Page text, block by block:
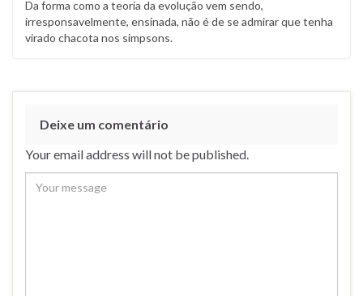
Da forma como a teoria da evolução vem sendo,
irresponsavelmente, ensinada, não é de se admirar que tenha
virado chacota nos simpsons.
Deixe um comentário
Your email address will not be published.